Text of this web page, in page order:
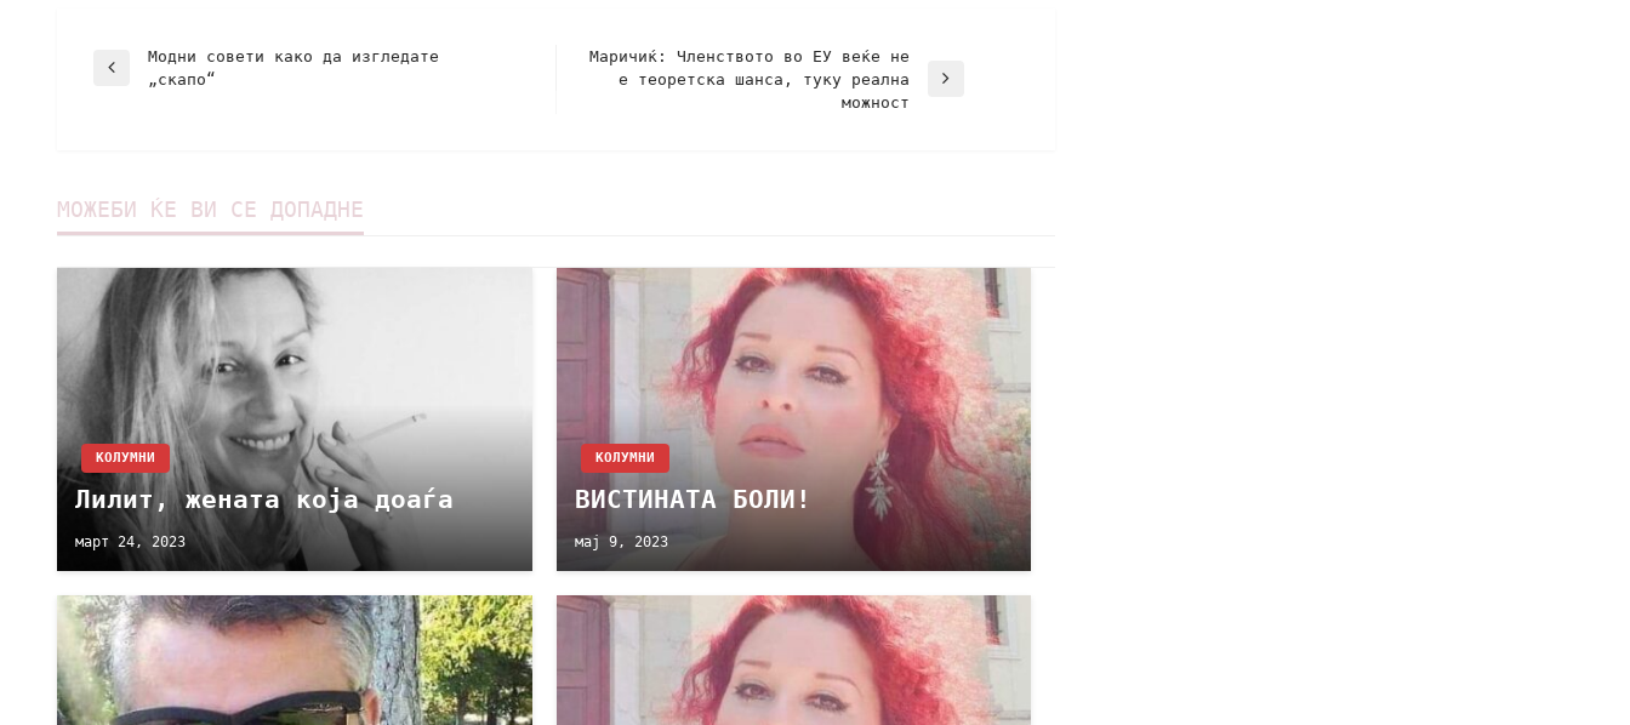
Модни совети како да изгледате
„скапо“
Маричиќ: Членството во ЕУ веќе не
е теоретска шанса, туку реална
можност
МОЖЕБИ ЌЕ ВИ СЕ ДОПАДНЕ
KОЛУМНИ
Лилит, жената која доаѓа
март 24, 2023
KОЛУМНИ
ВИСТИНАТА БОЛИ!
мај 9, 2023